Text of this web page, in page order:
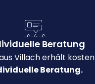
Beratung
Villach erhält
Beratung.